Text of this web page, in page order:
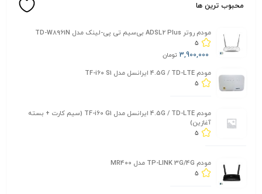
محبوب ترین ها
مودم روتر ADSL2 Plus بی‌سیم تی پی-لینک مدل TD-W8961N
5
3,900,000 تومان
مودم 4.5G / TD-LTE ایرانسل مدل TF-i60 S1
5
مودم 4.5G / TD-LTE ایرانسل مدل TF-i60 G1 (سیم کارت + بسته
آغازین)
5
مودم TP-LINK 3G/4G مدل MR400
5